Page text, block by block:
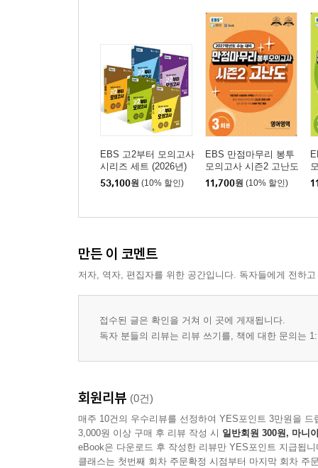
EBS 고2부터 모의고사
시리즈 세트 (2026년)
53,100원 (10% 할인)
EBS 만점마무리 봉투
모의고사 시즌2 고난도
영어영역 3회분 (2026
년)
11,700원 (10% 할인)
만든 이 코멘트
저자, 역자, 편집자를 위한 공간입니다. 독자들에게 전하
접수된 글은 확인을 거쳐 이 곳에 게재됩니다.
독자 분들의 리뷰는 리뷰 쓰기를, 책에 대한 문의는
회원리뷰 (0건)
매주 10건의 우수리뷰를 선정하여 YES포인트 3만원을 드
3,000원 이상 구매 후 리뷰 작성 시 일반회원 300원, 마니
eBook은 다운로드 후 작성한 리뷰만 YES포인트 지급됩니
클래스는 첫번째 회차 주문확정 시점부터 마지막 회차 주